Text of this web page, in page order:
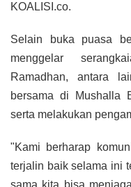
KOALISI.co.
Selain buka puasa
menggelar
Ramadhan, antara
bersama di Mushalla
serta melakukan
"Kami berharap
terjalin baik selama ini
sama kita bisa